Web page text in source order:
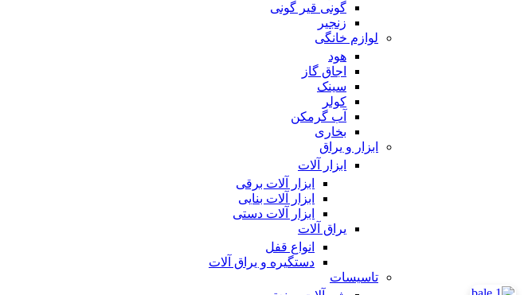
گونی قیر گونی
زنجیر
لوازم خانگی
هود
اجاق گاز
سینک
کولر
آب گرمکن
بخاری
ابزار و یراق
ابزار آلات
ابزار آلات برقی
ابزار آلات بنایی
ابزار آلات دستی
یراق آلات
انواع قفل
دستگیره و یراق آلات
تاسیسات